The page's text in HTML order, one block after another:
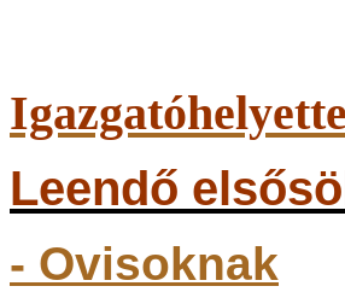
Leendő
- Ovisoknak